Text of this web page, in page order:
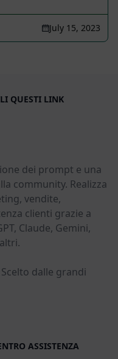
July 15, 2023
QUESTI LINK
dei prompt e una
community. Realizza
vendite,
clienti grazie a
Claude, Gemini,
dalle grandi
ASSISTENZA